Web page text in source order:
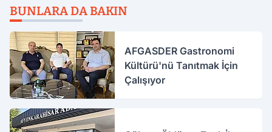
BUNLARA DA BAKIN
AFGASDER Gastronomi
Kültürü'nü Tanıtmak İçin
Çalışıyor